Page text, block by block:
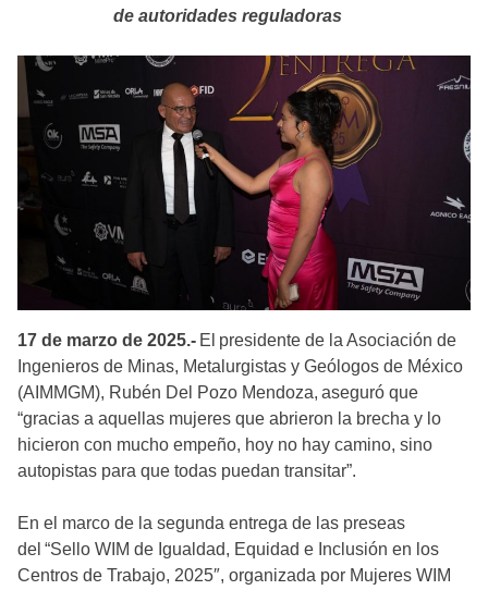
de autoridades reguladoras
17 de marzo de 2025.- El presidente de la Asociación de
Ingenieros de Minas, Metalurgistas y Geólogos de México
(AIMMGM), Rubén Del Pozo Mendoza, aseguró que
“gracias a aquellas mujeres que abrieron la brecha y lo
hicieron con mucho empeño, hoy no hay camino, sino
autopistas para que todas puedan transitar”.
En el marco de la segunda entrega de las preseas
del “Sello WIM de Igualdad, Equidad e Inclusión en los
Centros de Trabajo, 2025″, organizada por Mujeres WIM